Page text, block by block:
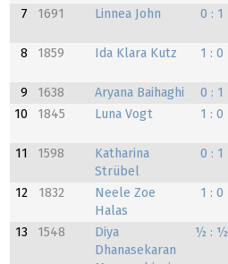
7 1691 Linnea John 0 : 1
8 1859 Ida Klara Kutz 1 : 0
9 1638 Aryana Baihaghi 0 : 1
10
1845 Luna Vogt 1 : 0
11 1598
Katharina
Strübel
0 : 1
12 1832
Neele Zoe
Halas
1 : 0
13 1548
Diya
Dhanasekaran
½ : ½